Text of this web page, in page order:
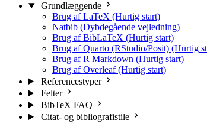
Grundlæggende
Brug af LaTeX (Hurtig start)
Natbib (Dybdegående vejledning)
Brug af BibLaTeX (Hurtig start)
Brug af Quarto (RStudio/Posit) (Hurtig
Brug af R Markdown (Hurtig start)
Brug af Overleaf (Hurtig start)
Referencestyper
Felter
BibTeX FAQ
Citat- og bibliografistile